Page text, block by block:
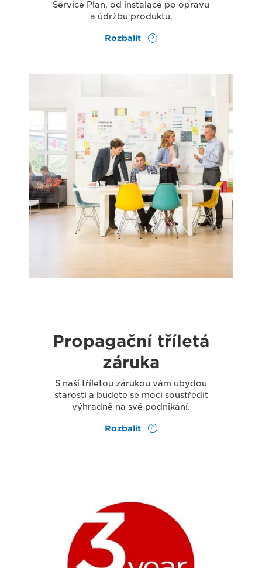
Service Plan, od instalace po opravu
a údržbu produktu.
Rozbalit
Propagační tříletá
záruka
S naší tříletou zárukou vám ubydou
starosti a budete se moci soustředit
výhradně na své podnikání.
Rozbalit